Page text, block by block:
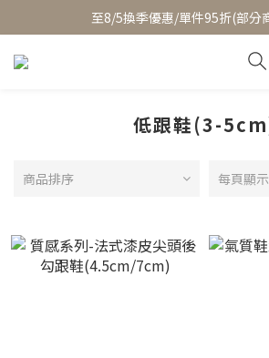
至8/5換季優惠/單件95折(部分
至8/5換季優惠/單件95折(部分
累積消費滿$3800即成為VIP/天天享95
低跟鞋(3-
商品排序 每頁顯